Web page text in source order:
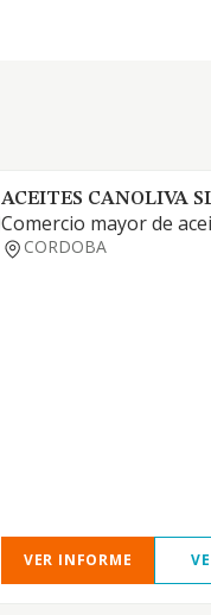
ACEITES CANOLIVA
Comercio mayor de
CORDOBA
VER INFORME